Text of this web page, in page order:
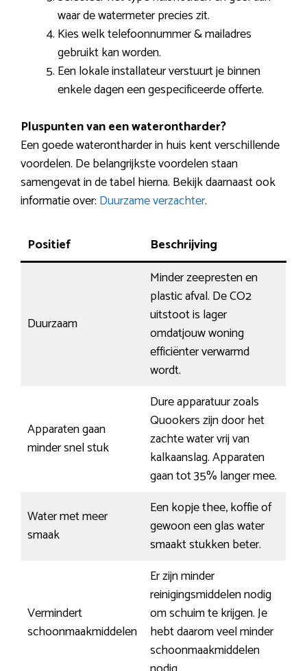
waar de watermeter precies zit.
Kies welk telefoonnummer & mailadres
gebruikt kan worden.
Een lokale installateur verstuurt je binnen
enkele dagen een gespecificeerde offerte.
Pluspunten van een waterontharder?
Een goede waterontharder in huis kent verschillende
voordelen. De belangrijkste voordelen staan
samengevat in de tabel hierna. Bekijk daarnaast ook
informatie over: Duurzame verzachter.
Positief Beschrijving
Duurzaam
Minder zeepresten en
plastic afval. De CO2
uitstoot is lager
omdatjouw woning
efficiënter verwarmd
wordt.
Apparaten gaan
minder snel stuk
Dure apparatuur zoals
Quookers zijn door het
zachte water vrij van
kalkaanslag. Apparaten
gaan tot 35% langer mee.
Water met meer
smaak
Een kopje thee, koffie of
gewoon een glas water
smaakt stukken beter.
Vermindert
schoonmaakmiddelen
Er zijn minder
reinigingsmiddelen nodig
om schuim te krijgen. Je
hebt daarom veel minder
schoonmaakmiddelen